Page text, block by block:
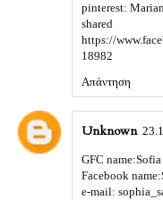
pinterest:
https://
18982
Απάντηση
Unknown
GFC name:Sofia
Facebook
e-mail: